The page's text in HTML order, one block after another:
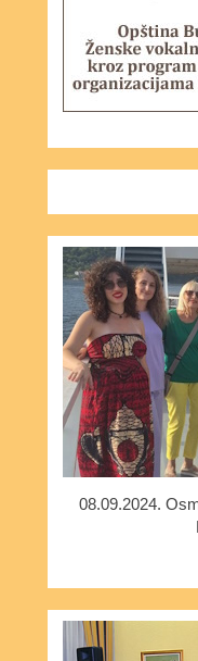
08.09.2024.